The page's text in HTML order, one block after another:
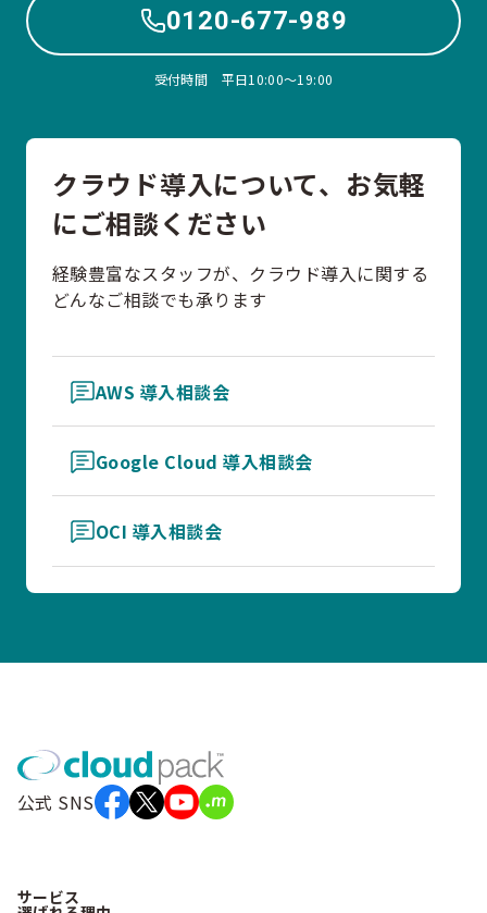
0120-677-989
受付時間 平日10:00〜19:00
クラウド導入について、お気軽
にご相談ください
経験豊富なスタッフが、クラウド導入に関する
どんなご相談でも承ります
AWS 導入相談会
Google Cloud 導入相談会
OCI 導入相談会
公式 SNS
サービス